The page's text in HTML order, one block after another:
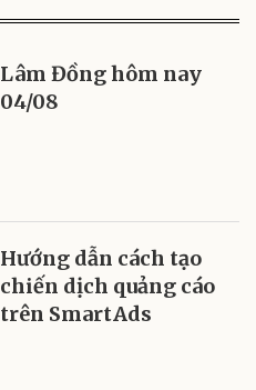
Lâm Đồng hôm nay
04/08
Hướng dẫn cách tạo
chiến dịch quảng cáo
trên SmartAds